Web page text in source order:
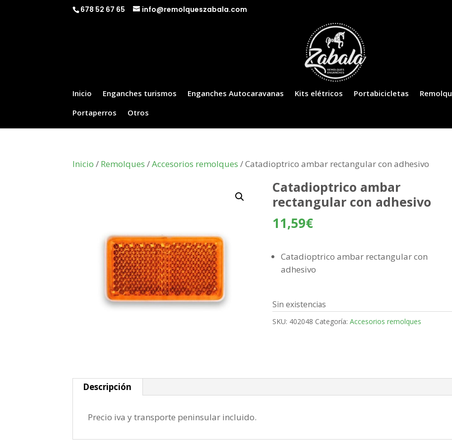
678 52 67 65 info@remolqueszabala.com
Inicio Enganches turismos Enganches Autocaravanas Kits elétricos Portabicicletas
Portaperros
Otros
Inicio / Remolques /Accesorios remolques / Catadioptrico ambar rectangular con adhesivo
Catadioptrico ambar
rectangular con adhesivo
11,59€
Catadioptrico ambar rectangular con
adhesivo
Sin existencias
SKU: 402048 Categoría: Accesorios remolques
Descripción
Precio iva y transporte peninsular incluido.